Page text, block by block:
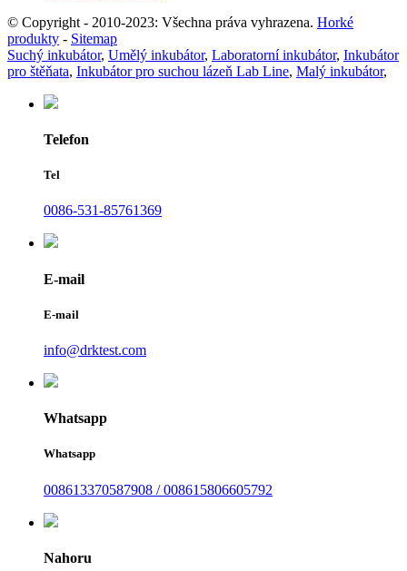
© Copyright - 2010-2023: Všechna práva vyhrazena. Horké
produkty - Sitemap
Suchý inkubátor, Umělý inkubátor, Laboratorní inkubátor, Inkubátor
pro štěňata, Inkubátor pro suchou lázeň Lab Line, Malý inkubátor,
Telefon
Tel
0086-531-85761369
E-mail
E-mail
info@drktest.com
Whatsapp
Whatsapp
008613370587908 / 008615806605792
Nahoru